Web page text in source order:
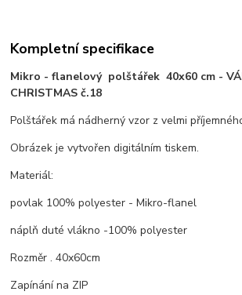
Kompletní specifikace
Mikro - flanelový polštářek 40x60 cm -
CHRISTMAS č.18
Polštářek má nádherný vzor z velmi
Obrázek je vytvořen digitálním tiskem.
Materiál:
povlak 100% polyester - Mikro-flanel
náplň duté vlákno -100% polyester
Rozměr . 40x60cm
Zapínání na ZIP